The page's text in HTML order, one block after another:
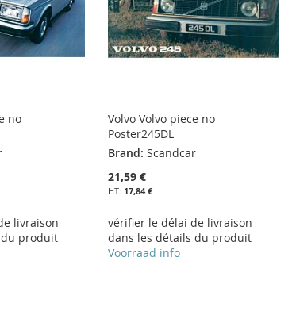
no
livraison
produit
Volvo Volvo piece no
Poster245DL
Brand: Scandcar
21,59 €
17,84 €
vérifier le délai de livraison
dans les détails du produit
Voorraad info